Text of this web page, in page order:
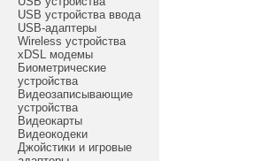
USB устройства ввода
USB-адаптеры
Wireless устройства
xDSL модемы
Биометрические
устройства
Видеозаписывающие
устройства
Видеокарты
Видеокодеки
Джойстики и игровые